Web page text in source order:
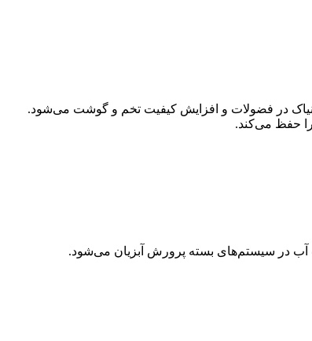
در فضولات و افزایش کیفیت تخم و گوشت می‌شود.
حفظ می‌کند.
آب در سیستم‌های بسته پرورش آبزیان می‌شود.